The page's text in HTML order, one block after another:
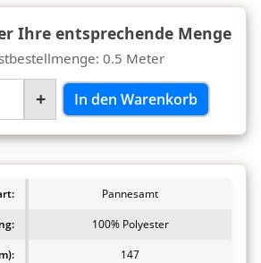
Ihre entsprechende Menge
0.5 Meter
+ In den Warenkorb
Pannesamt
100% Polyester
147